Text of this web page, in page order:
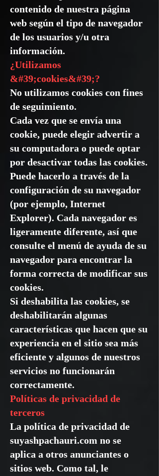
contenido de nuestra página
web según el tipo de navegador
de los usuarios y/u otra
información.
¿Utilizamos
&#39;cookies&#39;?
No utilizamos cookies con fines
de seguimiento.
Cada vez que se envía una
cookie, puede elegir advertir a
su computadora o puede optar
por desactivar todas las cookies.
Puede hacerlo a través de la
configuración de su navegador
(por ejemplo, Internet
Explorer). Cada navegador es
ligeramente diferente, así que
consulte el menú de ayuda de su
navegador para encontrar la
forma correcta de modificar sus
cookies.
Si deshabilita las cookies, se
deshabilitarán algunas
características que hacen que su
experiencia en el sitio sea más
eficiente y algunos de nuestros
servicios no funcionarán
correctamente.
Políticas de privacidad de
terceros
La política de privacidad de
suyashpachauri.com no se
aplica a otros anunciantes o
sitios web. Como tal, le